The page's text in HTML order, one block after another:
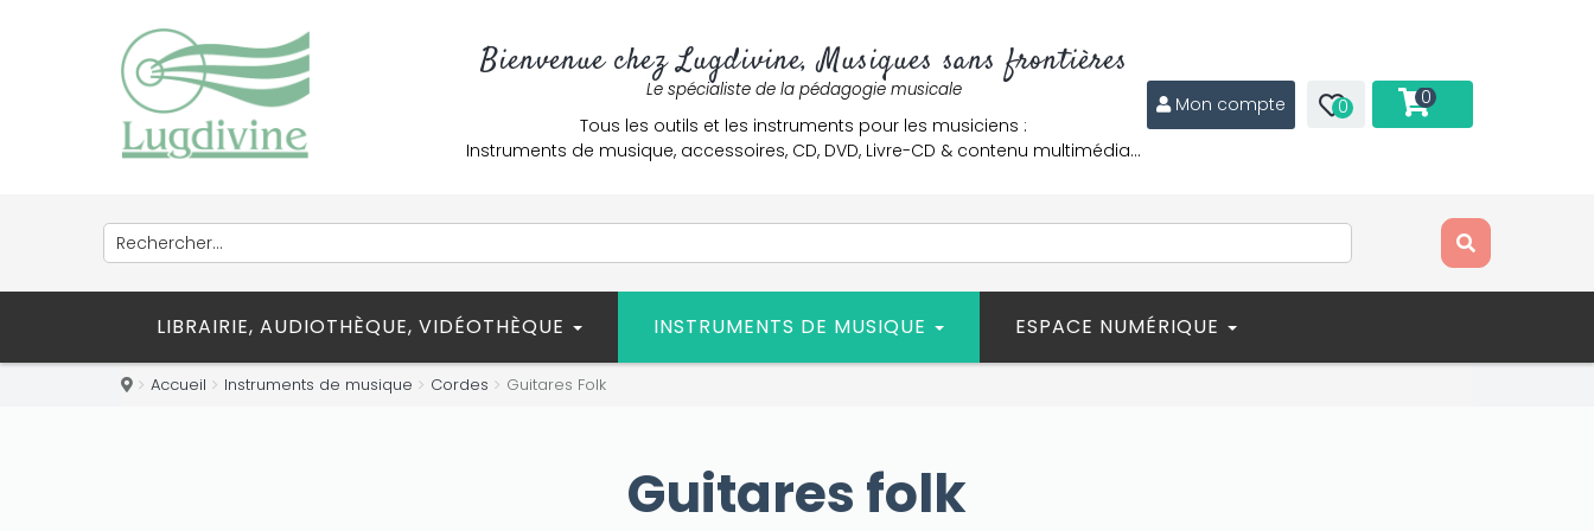
Bienvenue chez Lugdivine, Musiques sans frontières
Le spécialiste de la pédagogie musicale
Tous les outils et les instruments pour les musiciens :
Instruments de musique, accessoires, CD, DVD, Livre-CD & contenu multimédia…
Mon compte 0 0
LIBRAIRIE, AUDIOTHÈQUE, VIDÉOTHÈQUE INSTRUMENTS DE MUSIQUE ESPACE NUMÉRIQUE
Accueil Instruments de musique Cordes Guitares Folk
Guitares folk
Only play at Joo casino
want to win a huge amount on your